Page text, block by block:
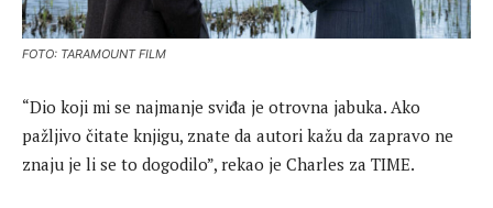
FOTO: TARAMOUNT FILM
“Dio koji mi se najmanje sviđa je otrovna jabuka. Ako
pažljivo čitate knjigu, znate da autori kažu da zapravo ne
znaju je li se to dogodilo”, rekao je Charles za TIME.